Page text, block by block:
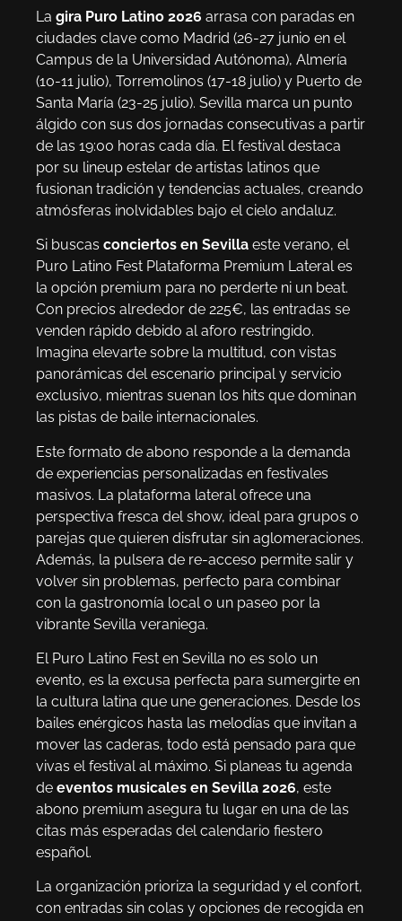
La gira Puro Latino 2026 arrasa con paradas en
ciudades clave como Madrid (26-27 junio en el
Campus de la Universidad Autónoma), Almería
(10-11 julio), Torremolinos (17-18 julio) y Puerto de
Santa María (23-25 julio). Sevilla marca un punto
álgido con sus dos jornadas consecutivas a partir
de las 19:00 horas cada día. El festival destaca
por su lineup estelar de artistas latinos que
fusionan tradición y tendencias actuales, creando
atmósferas inolvidables bajo el cielo andaluz.
Si buscas conciertos en Sevilla este verano, el
Puro Latino Fest Plataforma Premium Lateral es
la opción premium para no perderte ni un beat.
Con precios alrededor de 225€, las entradas se
venden rápido debido al aforo restringido.
Imagina elevarte sobre la multitud, con vistas
panorámicas del escenario principal y servicio
exclusivo, mientras suenan los hits que dominan
las pistas de baile internacionales.
Este formato de abono responde a la demanda
de experiencias personalizadas en festivales
masivos. La plataforma lateral ofrece una
perspectiva fresca del show, ideal para grupos o
parejas que quieren disfrutar sin aglomeraciones.
Además, la pulsera de re-acceso permite salir y
volver sin problemas, perfecto para combinar
con la gastronomía local o un paseo por la
vibrante Sevilla veraniega.
El Puro Latino Fest en Sevilla no es solo un
evento, es la excusa perfecta para sumergirte en
la cultura latina que une generaciones. Desde los
bailes enérgicos hasta las melodías que invitan a
mover las caderas, todo está pensado para que
vivas el festival al máximo. Si planeas tu agenda
de eventos musicales en Sevilla 2026, este
abono premium asegura tu lugar en una de las
citas más esperadas del calendario fiestero
español.
La organización prioriza la seguridad y el confort,
con entradas sin colas y opciones de recogida en